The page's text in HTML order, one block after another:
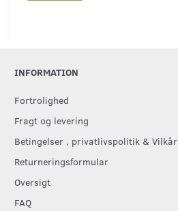
INFORMATION
Fortrolighed
Fragt og levering
Betingelser , privatlivspolitik & Vilkår
Returneringsformular
Oversigt
FAQ